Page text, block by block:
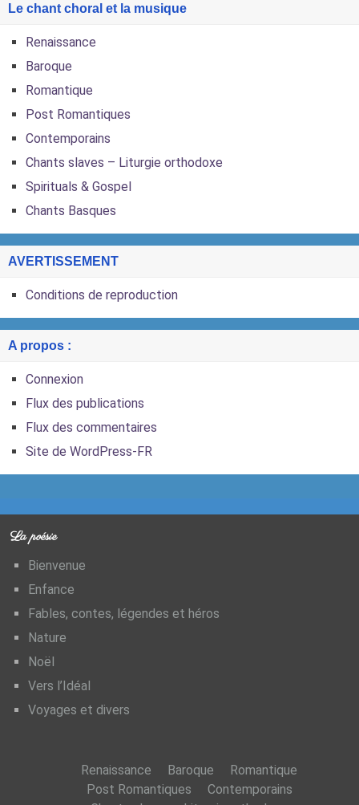
Le chant choral et la musique
Renaissance
Baroque
Romantique
Post Romantiques
Contemporains
Chants slaves – Liturgie orthodoxe
Spirituals & Gospel
Chants Basques
AVERTISSEMENT
Conditions de reproduction
A propos :
Connexion
Flux des publications
Flux des commentaires
Site de WordPress-FR
La poésie
Bienvenue
Enfance
Fables, contes, légendes et héros
Nature
Noël
Vers l’Idéal
Voyages et divers
Renaissance Baroque
Romantique
Post Romantiques
Contemporains